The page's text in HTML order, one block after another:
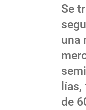
Se
una
de